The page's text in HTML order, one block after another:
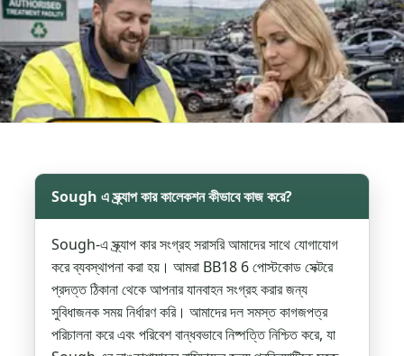
Sough এ স্ক্র্যাপ কার কালেকশন কীভাবে কাজ করে?
Sough-এ স্ক্র্যাপ কার সংগ্রহ সরাসরি আমাদের সাথে যোগাযোগ
করে ব্যবস্থাপনা করা হয়। আমরা BB18 6 পোস্টকোড সেক্টরে
প্রদত্ত ঠিকানা থেকে আপনার যানবাহন সংগ্রহ করার জন্য
সুবিধাজনক সময় নির্ধারণ করি। আমাদের দল সমস্ত কাগজপত্র
পরিচালনা করে এবং পরিবেশ বান্ধবভাবে নিষ্পত্তি নিশ্চিত করে, যা